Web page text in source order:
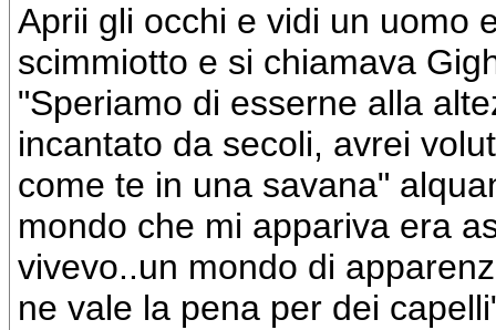
Aprii gli occhi e vidi un uomo
scimmiotto e si chiamava
"Speriamo di esserne alla
incantato da secoli, avrei
come te in una savana"
mondo che mi appariva era
vivevo..un mondo di
ne vale la pena per dei